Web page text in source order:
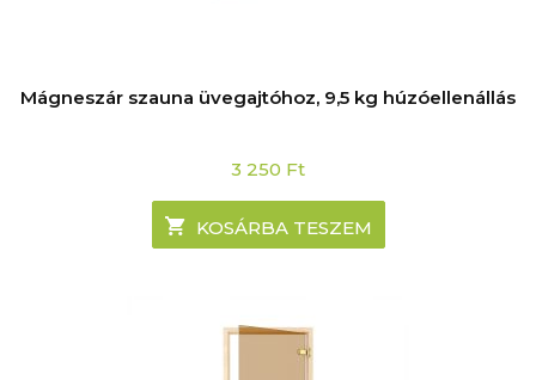
Mágneszár szauna üvegajtóhoz, 9,5 kg húzóellenállás
3 250 Ft
KOSÁRBA TESZEM